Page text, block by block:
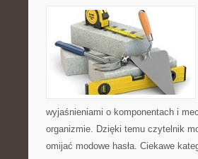
wyjaśnieniami o komponentach i
organizmie. Dzięki temu czytelnik
omijać modowe hasła. Ciekawe